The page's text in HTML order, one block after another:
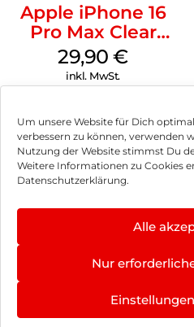
Um unsere Website für Dich
verbessern zu können, verwenden
Nutzung der Website stimmst Du
Weitere Informationen zu Cookies
Datenschutzerklärung.
Alle
Nur
Apple iPhone 16
Pro Max Clear
Case MagSafe
Transparent
29,90€
inkl. MwSt.
Impressum
Hinweis zur Batterieentsorgung
Newsletter